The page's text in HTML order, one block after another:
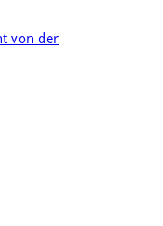
von der